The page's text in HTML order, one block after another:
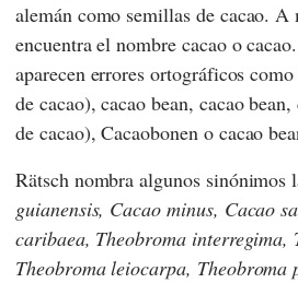
alemán como semillas de cacao. A
encuentra el nombre cacao o
aparecen errores ortográficos
de cacao), cacao bean, cacao
de cacao), Cacaobonen o cacao
Rätschnombra algunos sinónimos
guianensis, Cacao minus, Cacao
caribaea, Theobroma interregima,
Theobroma leiocarpa, Theobroma